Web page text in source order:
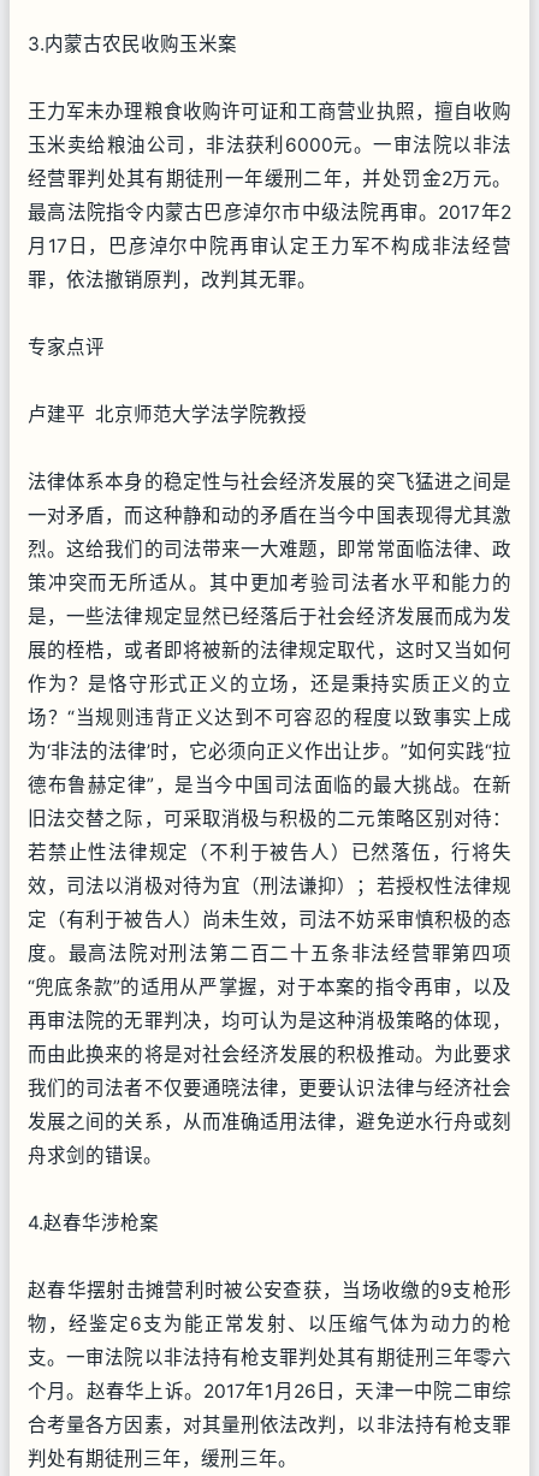
3.内蒙古农民收购玉米案
王力军未办理粮食收购许可证和工商营业执照，擅自收购
玉米卖给粮油公司，非法获利6000元。一审法院以非法
经营罪判处其有期徒刑一年缓刑二年，并处罚金2万元。
最高法院指令内蒙古巴彦淖尔市中级法院再审。2017年2
月17日，巴彦淖尔中院再审认定王力军不构成非法经营
罪，依法撤销原判，改判其无罪。
专家点评
卢建平 北京师范大学法学院教授
法律体系本身的稳定性与社会经济发展的突飞猛进之间是
一对矛盾，而这种静和动的矛盾在当今中国表现得尤其激
烈。这给我们的司法带来一大难题，即常常面临法律、政
策冲突而无所适从。其中更加考验司法者水平和能力的
是，一些法律规定显然已经落后于社会经济发展而成为发
展的桎梏，或者即将被新的法律规定取代，这时又当如何
作为？是恪守形式正义的立场，还是秉持实质正义的立
场？“当规则违背正义达到不可容忍的程度以致事实上成
为‘非法的法律’时，它必须向正义作出让步。”如何实践“拉
德布鲁赫定律”，是当今中国司法面临的最大挑战。在新
旧法交替之际，可采取消极与积极的二元策略区别对待：
若禁止性法律规定（不利于被告人）已然落伍，行将失
效，司法以消极对待为宜（刑法谦抑）；若授权性法律规
定（有利于被告人）尚未生效，司法不妨采审慎积极的态
度。最高法院对刑法第二百二十五条非法经营罪第四项
“兜底条款”的适用从严掌握，对于本案的指令再审，以及
再审法院的无罪判决，均可认为是这种消极策略的体现，
而由此换来的将是对社会经济发展的积极推动。为此要求
我们的司法者不仅要通晓法律，更要认识法律与经济社会
发展之间的关系，从而准确适用法律，避免逆水行舟或刻
舟求剑的错误。
4.赵春华涉枪案
赵春华摆射击摊营利时被公安查获，当场收缴的9支枪形
物，经鉴定6支为能正常发射、以压缩气体为动力的枪
支。一审法院以非法持有枪支罪判处其有期徒刑三年零六
个月。赵春华上诉。2017年1月26日，天津一中院二审综
合考量各方因素，对其量刑依法改判，以非法持有枪支罪
判处有期徒刑三年，缓刑三年。